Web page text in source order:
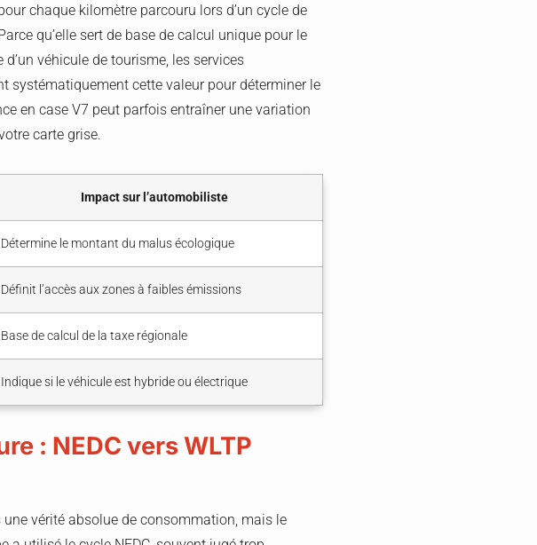
chaque kilomètre parcouru lors d’un cycle de
qu’elle sert de base de calcul unique pour le
véhicule de tourisme, les services
systématiquement cette valeur pour déterminer le
en case V7 peut parfois entraîner une variation
carte grise.
Impact sur l’automobiliste
Détermine le montant du malus écologique
Définit l’accès aux zones à faibles émissions
Base de calcul de la taxe régionale
Indique si le véhicule est hybride ou électrique
: NEDC vers WLTP
vérité absolue de consommation, mais le